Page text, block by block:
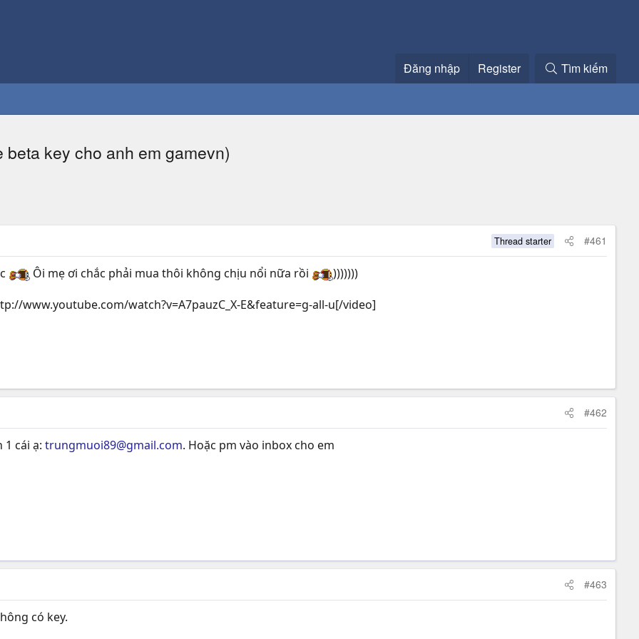
Đăng nhập Register Tìm kiếm
key cho anh em gamevn)
Thread starter #461
Ôi mẹ ơi chắc phải mua thôi không chịu nổi nữa rồi
)))))))
www.youtube.com/watch?v=A7pauzC_X-E&feature=g-all-u[/video]
#462
1 cái ạ: trungmuoi89@gmail.com. Hoặc pm vào inbox cho em
#463
có key.